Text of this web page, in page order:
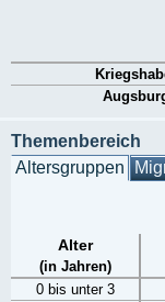
Themenbereich
Altersgruppen
Alter
(in Jahren)
0 bis unter 3